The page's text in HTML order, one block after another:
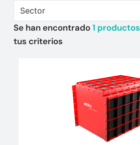
Sector
Se han encontrado1 productos
tus criterios